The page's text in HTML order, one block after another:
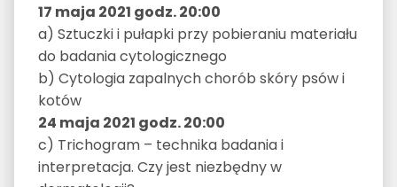
17 maja 2021 godz. 20:00
a) Sztuczki i pułapki przy pobieraniu materiału
do badania cytologicznego
b) Cytologia zapalnych chorób skóry psów i
kotów
24 maja 2021 godz. 20:00
c) Trichogram – technika badania i
interpretacja. Czy jest niezbędny w